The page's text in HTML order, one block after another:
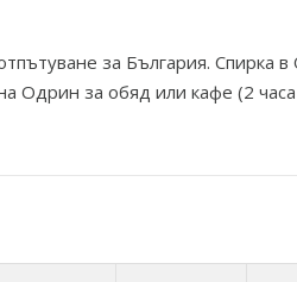
за България.
Одрин за обяд или кафе (2